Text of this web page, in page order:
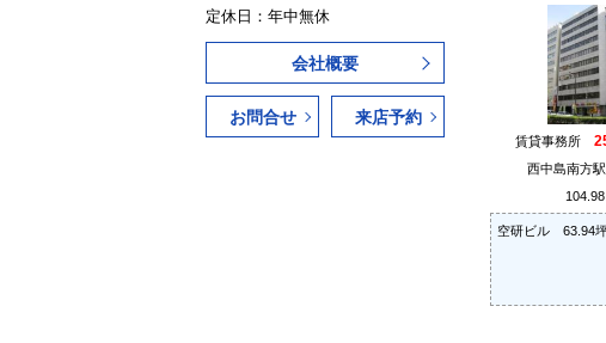
賃貸事務所
西中島南方
104.98
空研ビル 63.94
定休日：年中無休
会社概要
お問合せ 来店予約